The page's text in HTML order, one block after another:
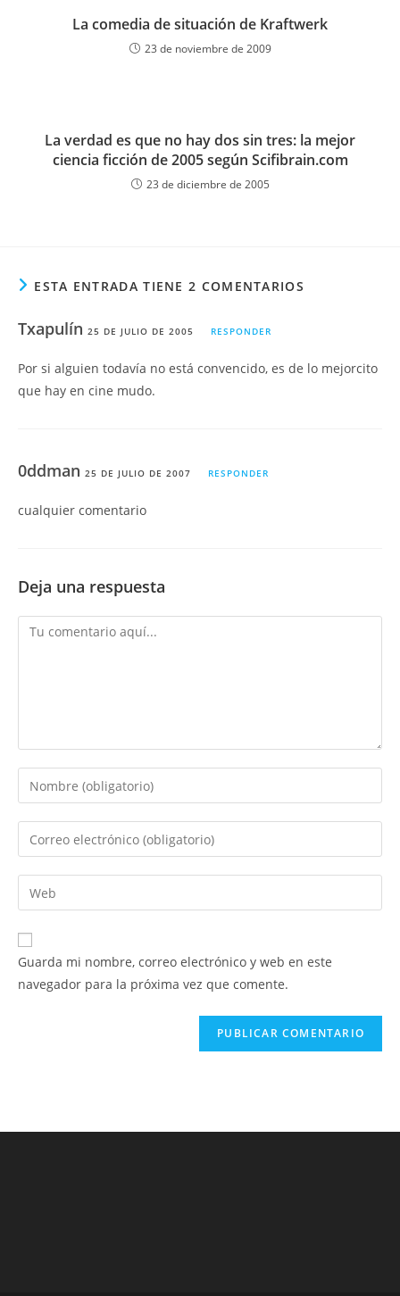
La comedia de situación de Kraftwerk
23 de noviembre de 2009
La verdad es que no hay dos sin tres: la mejor
ciencia ficción de 2005 según Scifibrain.com
23 de diciembre de 2005
ESTA ENTRADA TIENE 2 COMENTARIOS
Txapulín 25 DE JULIO DE 2005 RESPONDER
Por si alguien todavía no está convencido, es de lo mejorcito
que hay en cine mudo.
0ddman 25 DE JULIO DE 2007 RESPONDER
cualquier comentario
Deja una respuesta
Comentario
Introduce
tu
nombre
de
usuario
para
comentar
Introduce
tu
dirección
de
electrónico
para
comentar
Introduce
la
URL
de
Guarda mi nombre, correo electrónico y web en este
navegador para la próxima vez que comente.